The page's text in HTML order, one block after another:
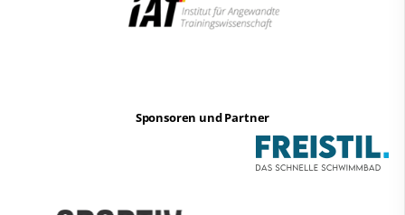
Sponsoren und Partner